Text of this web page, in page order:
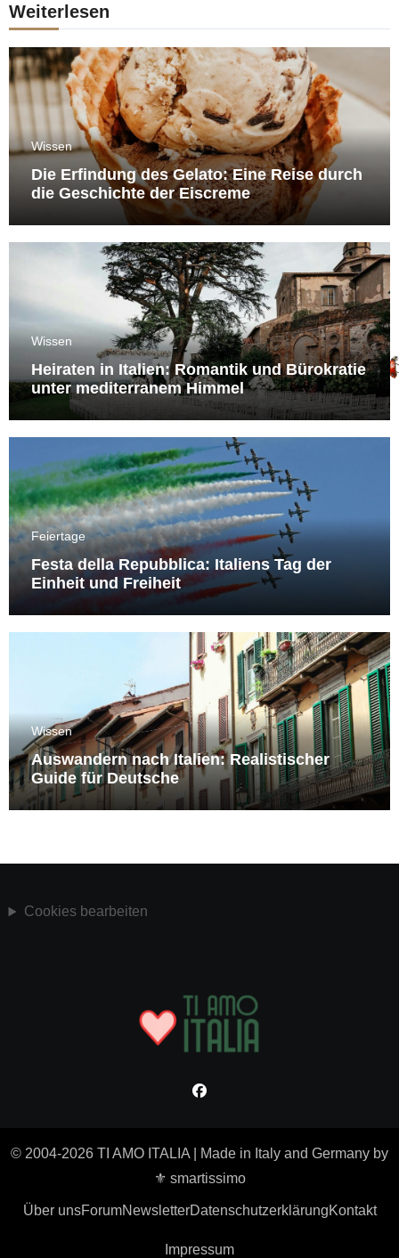
Weiterlesen
Wissen
Die Erfindung des Gelato: Eine Reise durch
die Geschichte der Eiscreme
Wissen
Heiraten in Italien: Romantik und Bürokratie
unter mediterranem Himmel
Feiertage
Festa della Repubblica: Italiens Tag der
Einheit und Freiheit
Wissen
Auswandern nach Italien: Realistischer
Guide für Deutsche
Cookies bearbeiten
© 2004-2026 TI AMO ITALIA
Made in Italy and Germany by
⚜ smartissimo
Über unsForumNewsletterDatenschutzerklärungKontakt
Impressum